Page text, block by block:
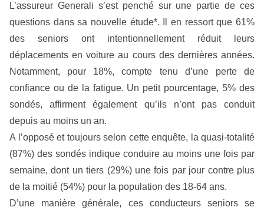
L’assureur Generali s’est penché sur une partie de ces
questions dans sa nouvelle étude*. Il en ressort que 61%
des seniors ont intentionnellement réduit leurs
déplacements en voiture au cours des dernières années.
Notamment, pour 18%, compte tenu d’une perte de
confiance ou de la fatigue. Un petit pourcentage, 5% des
sondés, affirment également qu’ils n’ont pas conduit
depuis au moins un an.
A l’opposé et toujours selon cette enquête, la quasi-totalité
(87%) des sondés indique conduire au moins une fois par
semaine, dont un tiers (29%) une fois par jour contre plus
de la moitié (54%) pour la population des 18-64 ans.
D’une manière générale, ces conducteurs seniors se